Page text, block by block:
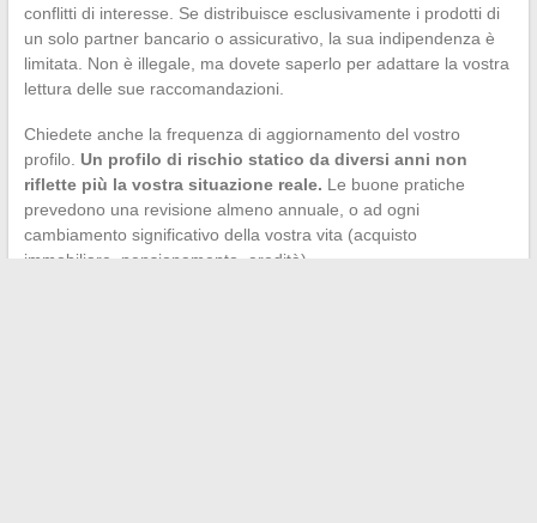
conflitti di interesse. Se distribuisce esclusivamente i prodotti di
un solo partner bancario o assicurativo, la sua indipendenza è
limitata. Non è illegale, ma dovete saperlo per adattare la vostra
lettura delle sue raccomandazioni.
Chiedete anche la frequenza di aggiornamento del vostro
profilo. Un profilo di rischio statico da diversi anni non
riflette più la vostra situazione reale. Le buone pratiche
prevedono una revisione almeno annuale, o ad ogni
cambiamento significativo della vostra vita (acquisto
immobiliare, pensionamento, eredità).